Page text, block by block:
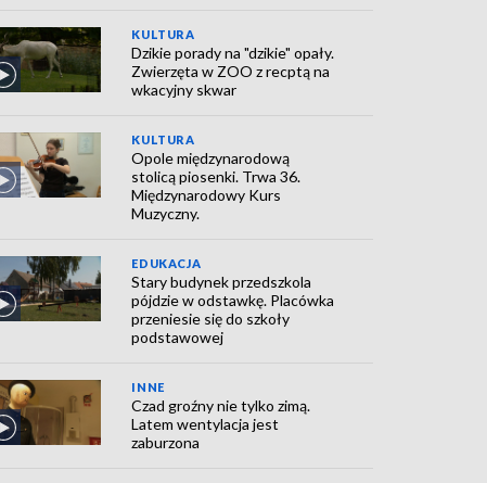
KULTURA
Dzikie porady na "dzikie" opały.
Zwierzęta w ZOO z recptą na
wkacyjny skwar
KULTURA
Opole międzynarodową
stolicą piosenki. Trwa 36.
Międzynarodowy Kurs
Muzyczny.
EDUKACJA
Stary budynek przedszkola
pójdzie w odstawkę. Placówka
przeniesie się do szkoły
podstawowej
INNE
Czad groźny nie tylko zimą.
Latem wentylacja jest
zaburzona